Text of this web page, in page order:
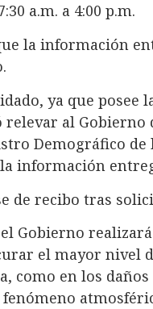
a.m. a 4:00 p.m.
la información
ya que posee
al Gobierno
Demográfico
información
de recibo tras
Gobierno
el mayor nivel
como en los